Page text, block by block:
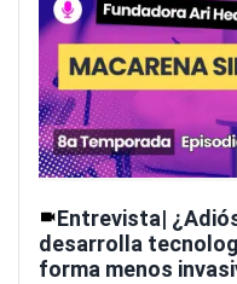
Entrevista|
desarrolla
forma menos